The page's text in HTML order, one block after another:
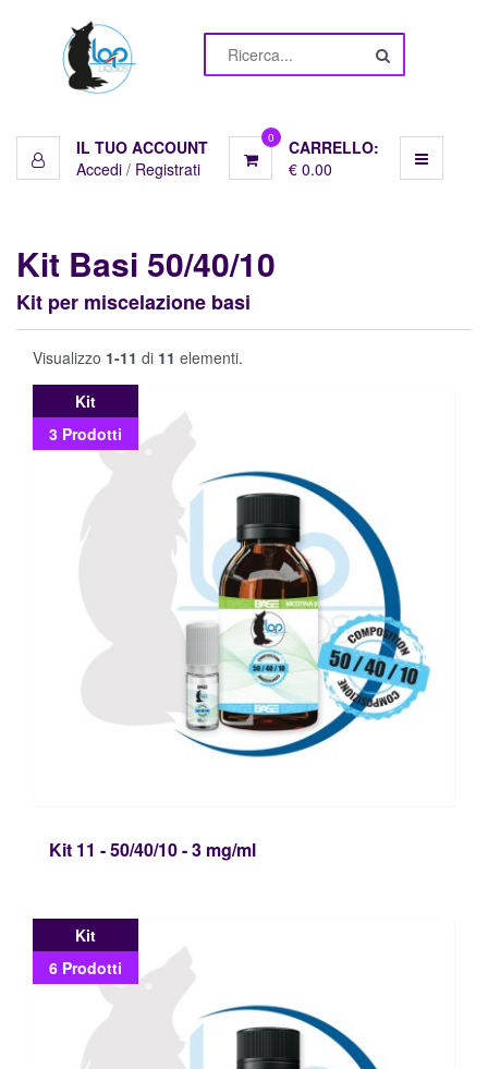
IL TUO ACCOUNT
Accedi / Registrati
0
CARRELLO:
€ 0.00
10ml
Aromi
Kit Basi 50/40/10
Kit per miscelazione basi
Visualizzo 1-11 di 11 elementi.
Kit
3 Prodotti
Kit 11 - 50/40/10 - 3 mg/ml
Kit
6 Prodotti